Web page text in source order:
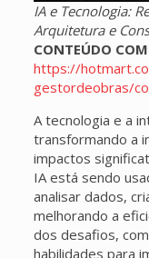
IA e Tecnologia:
Arquitetura e
CONTEÚDO
https://
gestordeobras/
A tecnologia e a
transformando a
impactos
IA está sendo
analisar dados,
melhorando a
dos desafios,
habilidades para